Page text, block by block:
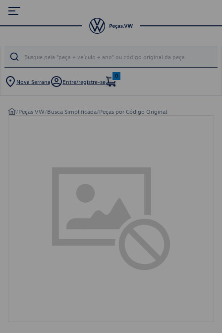
Nova Serrana Entre/registre-se
0
/Peças VW/Busca Simplificada/Peças por Código Original